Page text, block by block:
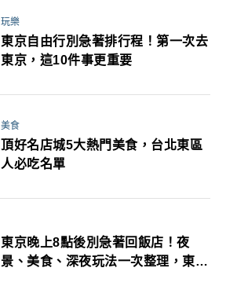
玩樂
東京自由行別急著排行程！第一次去
東京，這10件事更重要
美食
頂好名店城5大熱門美食，台北東區
人必吃名單
東京晚上8點後別急著回飯店！夜
景、美食、深夜玩法一次整理，東京